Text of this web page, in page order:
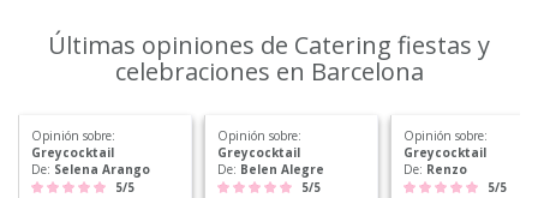
Últimas opiniones de Catering fiestas y
celebraciones en Barcelona
Opinión sobre:
Greycocktail
De: Selena Arango
5/5
Opinión sobre:
Greycocktail
De: Belen Alegre
5/5
Opinión sobre:
Greycocktail
De: Renzo
5/5